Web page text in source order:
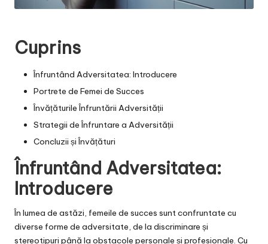
Cuprins
Înfruntând Adversitatea: Introducere
Portrete de Femei de Succes
Învățăturile Înfruntării Adversității
Strategii de Înfruntare a Adversității
Concluzii și Învățături
Înfruntând Adversitatea:
Introducere
În lumea de astăzi, femeile de succes sunt confruntate cu
diverse forme de adversitate, de la discriminare și
stereotipuri până la obstacole personale și profesionale. Cu